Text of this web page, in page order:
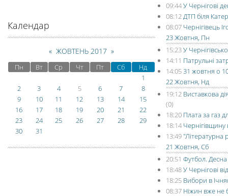
09:44У Чернігові
08:12ДТП біля
08:07 Чернігівець
23 Жовтня, Пн
15:23У
14:11 Патрульні
14:0531 жовтня о
22 Жовтня, Нд
19:12 Виставкова
(0)
18:20 Плата за газ
18:14 Чернігівщину
13:49"Літературна
21 Жовтня, Сб
20:51 Футбол.
18:48У Чернігові
18:25 Вибори в
08:37 Ніжин вже не
Календар
« ЖОВТЕНЬ 2017 »
Пн Вт Ср Чт Пт Сб
Нд
1
2
3 4 5 6 7
8
9
10 11 12 13 14
15
16
17 18 19 20 21
22
23
24 25 26 27 28
29
30
31